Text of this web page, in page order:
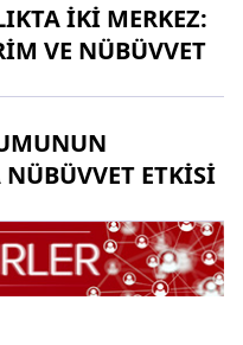
İKİ MERKEZ:
VE NÜBÜVVET
ETKİSİ